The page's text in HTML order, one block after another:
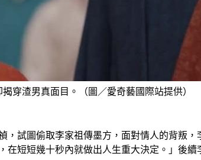
穿渣男真面目。（圖／愛奇藝國際站提供）
試圖偷取李家祖傳墨方，面對情人的背叛
短短幾十秒內就做出人生重大決定。」後